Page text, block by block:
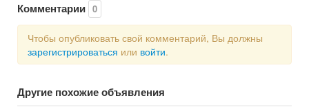
Комментарии 0
Чтобы опубликовать свой комментарий, Вы должны
зарегистрироваться или войти.
Другие похожие объявления